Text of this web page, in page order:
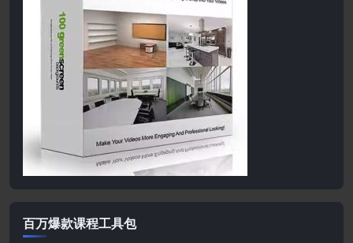
百万爆款课程工具包